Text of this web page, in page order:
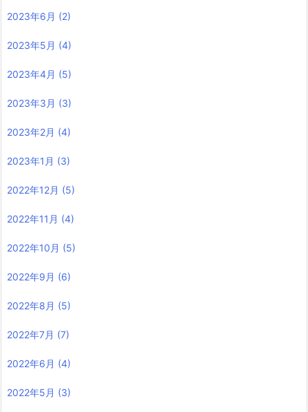
2023年6月 (2)
2023年5月 (4)
2023年4月 (5)
2023年3月 (3)
2023年2月 (4)
2023年1月 (3)
2022年12月 (5)
2022年11月 (4)
2022年10月 (5)
2022年9月 (6)
2022年8月 (5)
2022年7月 (7)
2022年6月 (4)
2022年5月 (3)